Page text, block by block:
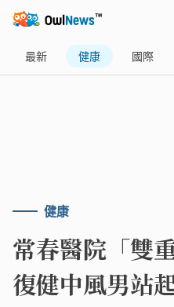
最新 健康 國際
健康
常春醫院「雙
復健中風男站